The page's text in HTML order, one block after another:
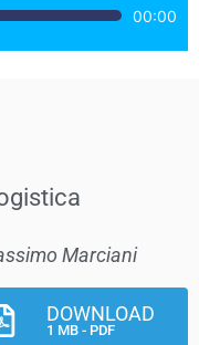
00:00
Marciani
DOWNLOAD
1 MB - PDF